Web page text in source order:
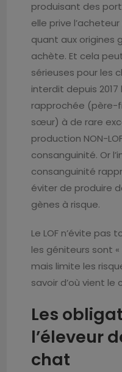
produisant des
elle prive
quant aux origines
achète. Et cela
sérieuses pour les
interdit depuis
rapprochée (père-
sœur) à de rare
production NON-
consanguinité. Or
consanguinité
éviter de produire
gènes à risque.
Le LOF n’évite
les géniteurs sont «
mais limite les
savoir d’où vient le
Les
l’éleveur
chat